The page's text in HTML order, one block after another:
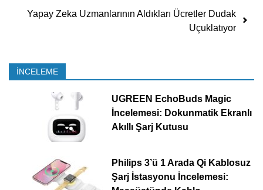
Yapay Zeka Uzmanlarının Aldıkları Ücretler Dudak
Uçuklatıyor
İNCELEME
UGREEN EchoBuds Magic
İncelemesi: Dokunmatik Ekranlı
Akıllı Şarj Kutusu
Philips 3’ü 1 Arada Qi Kablosuz
Şarj İstasyonu İncelemesi: